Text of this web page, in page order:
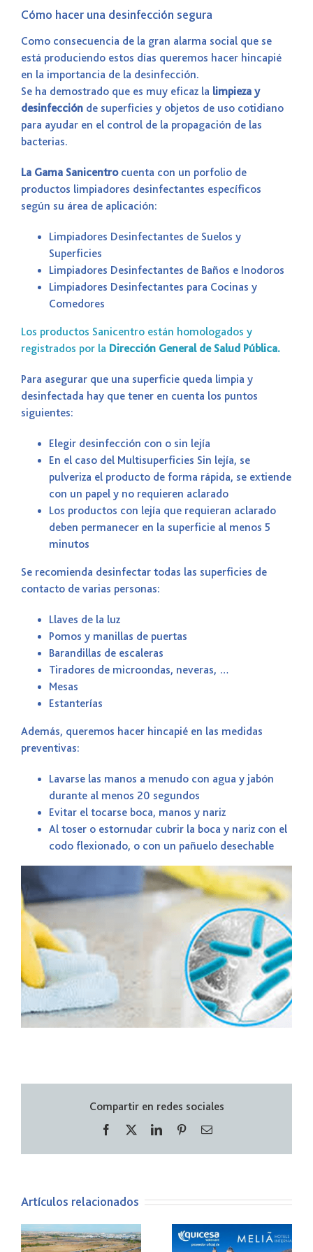
Cómo hacer una desinfección segura
Como consecuencia de la gran alarma social que se
está produciendo estos días queremos hacer hincapié
en la importancia de la desinfección.
Se ha demostrado que es muy eficaz la limpieza y
desinfección de superficies y objetos de uso cotidiano
para ayudar en el control de la propagación de las
bacterias.
La Gama Sanicentro cuenta con un porfolio de
productos limpiadores desinfectantes específicos
según su área de aplicación:
Limpiadores Desinfectantes de Suelos y
Superficies
Limpiadores Desinfectantes de Baños e Inodoros
Limpiadores Desinfectantes para Cocinas y
Comedores
Los productos Sanicentro están homologados y
registrados por la Dirección General de Salud Pública.
Para asegurar que una superficie queda limpia y
desinfectada hay que tener en cuenta los puntos
siguientes:
Elegir desinfección con o sin lejía
En el caso del Multisuperficies Sin lejía, se
pulveriza el producto de forma rápida, se extiende
con un papel y no requieren aclarado
Los productos con lejía que requieran aclarado
deben permanecer en la superficie al menos 5
minutos
Se recomienda desinfectar todas las superficies de
contacto de varias personas:
Llaves de la luz
Pomos y manillas de puertas
Barandillas de escaleras
Tiradores de microondas, neveras, …
Mesas
Estanterías
Además, queremos hacer hincapié en las medidas
preventivas:
Lavarse las manos a menudo con agua y jabón
durante al menos 20 segundos
Evitar el tocarse boca, manos y nariz
Al toser o estornudar cubrir la boca y nariz con el
codo flexionado, o con un pañuelo desechable
Compartir en redes sociales
Facebook LinkedInPinterestCorreo
Artículos relacionados